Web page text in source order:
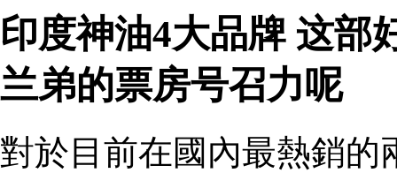
印度神油4大品牌 这部
兰弟的票房号召力呢
對於目前在國內最熱銷的